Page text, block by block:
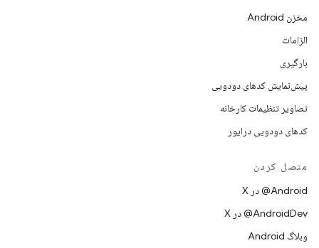
مخزن Android
الزامات
بارگیری
پیش‌نمایش کدهای دودویی
تصاویر تنظیمات کارخانه
کدهای دودویی درایور
متصل کردن
‫‎@Android در X
‫‎@AndroidDev در X
وبلاگ Android